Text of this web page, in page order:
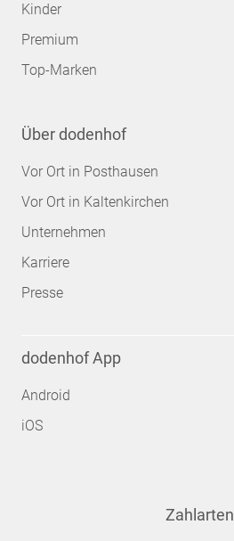
Kinder
Premium
Top-Marken
Über dodenhof
Vor Ort in Posthausen
Vor Ort in Kaltenkirchen
Unternehmen
Karriere
Presse
dodenhof App
Android
iOS
Zahlarten